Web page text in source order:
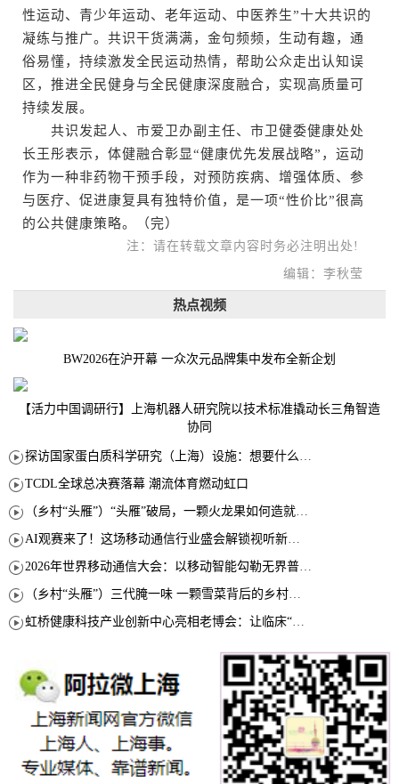
性运动、青少年运动、老年运动、中医养生”十大共识的
凝练与推广。共识干货满满，金句频频，生动有趣，通
俗易懂，持续激发全民运动热情，帮助公众走出认知误
区，推进全民健身与全民健康深度融合，实现高质量可
持续发展。
共识发起人、市爱卫办副主任、市卫健委健康处处
长王彤表示，体健融合彰显“健康优先发展战略”，运动
作为一种非药物干预手段，对预防疾病、增强体质、参
与医疗、促进康复具有独特价值，是一项“性价比”很高
的公共健康策略。（完）
注：请在转载文章内容时务必注明出处!
编辑：李秋莹
热点视频
BW2026在沪开幕 一众次元品牌集中发布全新企划
【活力中国调研行】上海机器人研究院以技术标准撬动长三角智造
协同
探访国家蛋白质科学研究（上海）设施：想要什么蛋白 AI直接设计合成
TCDL全球总决赛落幕 潮流体育燃动虹口
（乡村“头雁”）“头雁”破局，一颗火龙果如何造就沪上乡村特色产业化路径
AI观赛来了！这场移动通信行业盛会解锁视听新玩法
2026年世界移动通信大会：以移动智能勾勒无界普惠新愿景
（乡村“头雁”）三代腌一味 一颗雪菜背后的乡村致富经
虹桥健康科技产业创新中心亮相老博会：让临床“需求”定义银发经济新生态